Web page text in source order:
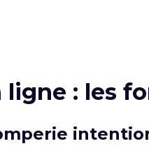
ligne : les